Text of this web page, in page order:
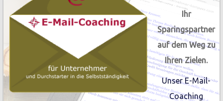
Ihr
Sparingspartner
auf dem Weg zu
Ihren Zielen.
Unser E-Mail-
Coaching